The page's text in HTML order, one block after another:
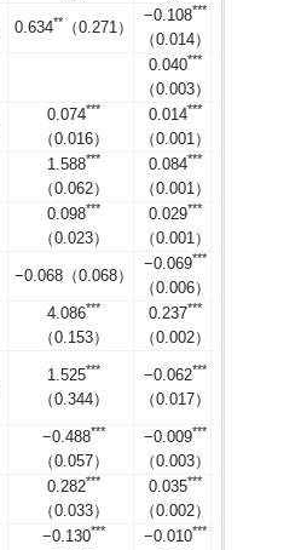
0.634** （0.271）
−0.108***
（0.014）
0.040***
（0.003）
0.074***
（0.016）
0.014***
（0.001）
1.588***
（0.062）
0.084***
（0.001）
0.098***
（0.023）
0.029***
（0.001）
−0.068（0.068）
−0.069***
（0.006）
4.086***
（0.153）
0.237***
（0.002）
1.525***
（0.344）
−0.062***
（0.017）
−0.488***
（0.057）
−0.009***
（0.003）
0.282***
（0.033）
0.035***
（0.002）
−0.130*** −0.010***